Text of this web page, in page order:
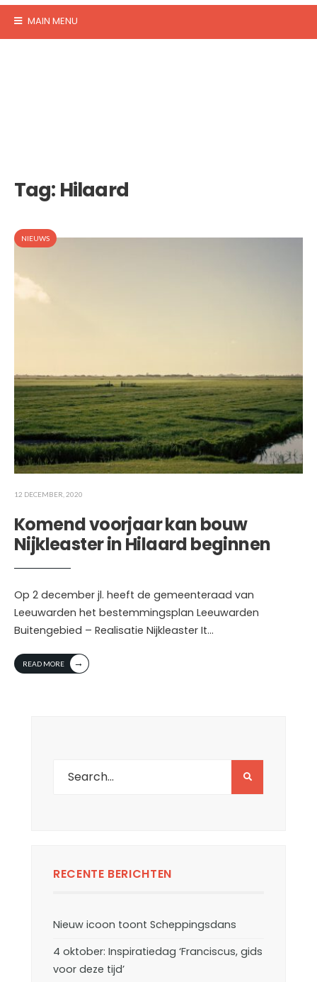
MAIN MENU
Tag: Hilaard
NIEUWS
12 DECEMBER, 2020
Komend voorjaar kan bouw
Nijkleaster in Hilaard beginnen
Op 2 december jl. heeft de gemeenteraad van
Leeuwarden het bestemmingsplan Leeuwarden
Buitengebied – Realisatie Nijkleaster It...
READ MORE →
RECENTE BERICHTEN
Nieuw icoon toont Scheppingsdans
4 oktober: Inspiratiedag ‘Franciscus, gids
voor deze tijd’